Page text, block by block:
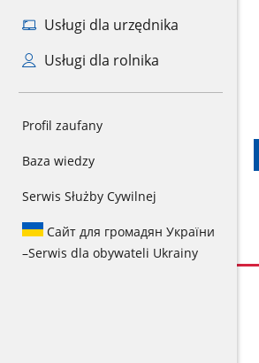
Usługi dla urzędnika
Usługi dla rolnika
Profil zaufany
Baza wiedzy
Serwis Służby Cywilnej
Сайт для громадян України
–Serwis dla obywateli Ukrainy